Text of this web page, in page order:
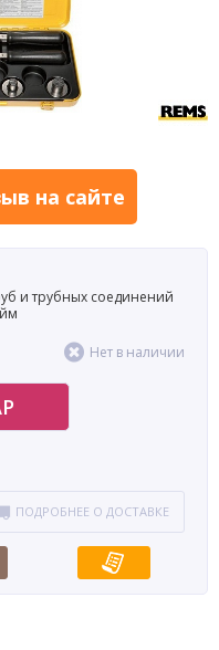
на сайте
и трубных соединений
Нет в наличии
ПОДРОБНЕЕ О ДОСТАВКЕ